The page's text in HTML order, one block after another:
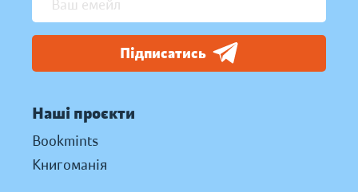
Підписатись
Наші проєкти
Bookmints
Книгоманія